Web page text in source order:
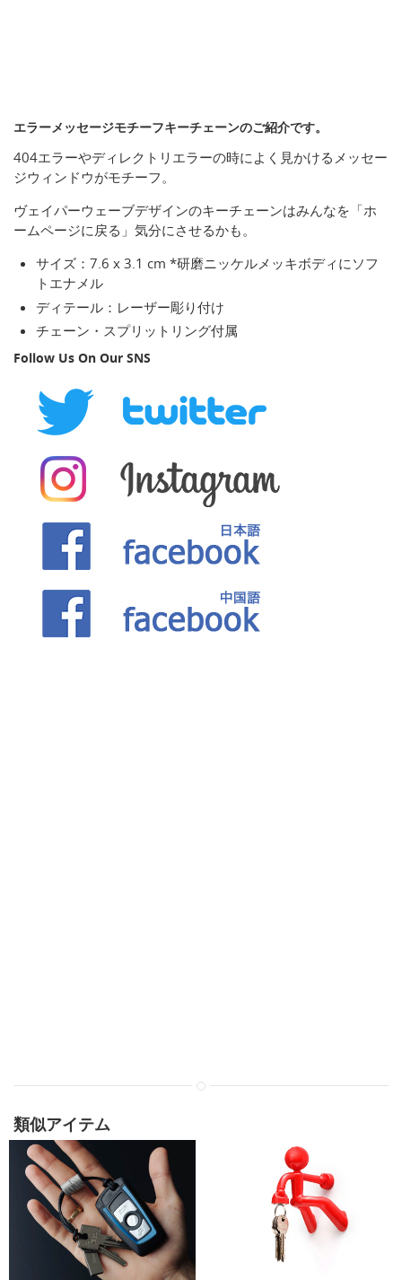
エラーメッセージモチーフキーチェーンのご紹介です。
404エラーやディレクトリエラーの時によく見かけるメッセー
ジウィンドウがモチーフ。
ヴェイパーウェーブデザインのキーチェーンはみんなを「ホ
ームページに戻る」気分にさせるかも。
サイズ：7.6 x 3.1 cm *研磨ニッケルメッキボディにソフ
トエナメル
ディテール：レーザー彫り付け
チェーン・スプリットリング付属
Follow Us On Our SNS
類似アイテム